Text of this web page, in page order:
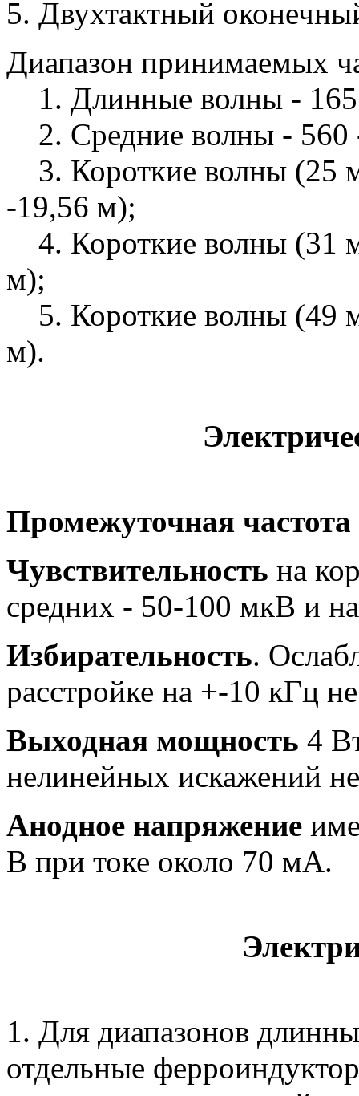
5. Двухтактный
Диапазон принимаемых
1. Длинные волны -
2. Средние волны - 560
3. Короткие волны (25
-19,56 м);
4. Короткие волны (31
м);
5. Короткие волны (49
м).
Промежуточная частота
Чувствительность на
средних - 50-100 мкВ и
Избирательность.
расстройке на +-10 кГц
Выходная мощность 4
нелинейных искажений
Анодное напряжение
В при токе около 70 мА.
1. Для диапазонов
отдельные